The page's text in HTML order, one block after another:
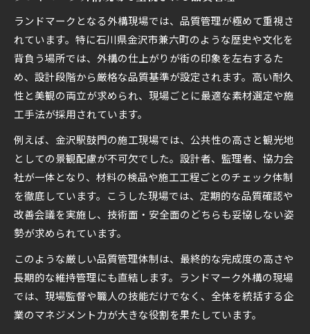
ランドマークとなる外構現場では、品質管理が極めて重視さ
れています。特に石川県金沢市兼六町のような歴史や文化を
背負う場所では、外構の仕上がりが街の印象を左右するた
め、設計段階から厳格な品質基準が設定されます。高い耐久
性と美観の両立が求められ、現場ごとに最適な素材選定や施
工手法が採用されています。
例えば、金沢駅鼓門の施工現場では、公共性の高さと観光地
としての景観配慮が不可欠でした。設計者、監理者、協力会
社が一体となり、材料の検品や施工工程ごとのチェック体制
を徹底しています。こうした現場では、定期的な品質確認や
改善会議を実施し、技術面・安全面のどちらも妥協しない姿
勢が求められています。
このような厳しい品質管理体制は、最終的な完成度の高さや
長期的な維持管理にも直結します。ランドマーク外構の現場
では、現場監督や職人の技能だけでなく、全体を統括する企
業のマネジメント力が大きな役割を果たしています。